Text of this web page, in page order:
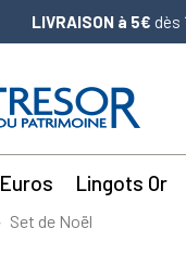
LIVRAISON à 5€ dès
Euros Lingots Or
Set de Noël